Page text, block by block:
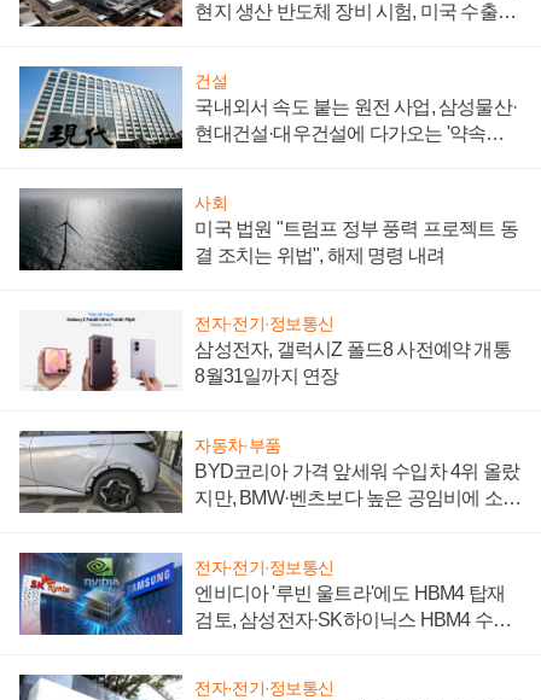
현지 생산 반도체 장비 시험, 미국 수출통
건설
국내외서 속도 붙는 원전 사업, 삼성물산·
현대건설·대우건설에 다가오는 '약속의
사회
미국 법원 "트럼프 정부 풍력 프로젝트 동
결 조치는 위법", 해제 명령 내려
전자·전기·정보통신
삼성전자, 갤럭시Z 폴드8 사전예약 개통
8월31일까지 연장
자동차·부품
BYD코리아 가격 앞세워 수입차 4위 올랐
지만, BMW·벤츠보다 높은 공임비에 소비
전자·전기·정보통신
엔비디아 '루빈 울트라'에도 HBM4 탑재
검토, 삼성전자·SK하이닉스 HBM4 수율
전자·전기·정보통신